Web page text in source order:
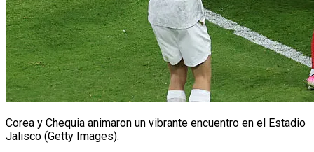
Corea y Chequia animaron un vibrante encuentro en el Estadio
Jalisco (Getty Images).